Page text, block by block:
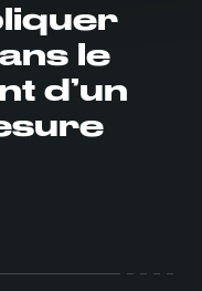
le
d’un